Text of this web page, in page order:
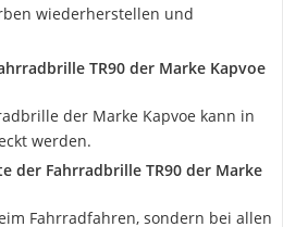
wiederherstellen und
TR90 der Marke Kapvoe
der Marke Kapvoe kann in
werden.
der Fahrradbrille TR90 der Marke
Fahrradfahren, sondern bei allen